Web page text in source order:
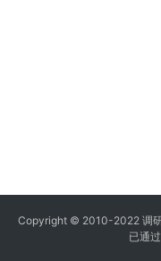
Copyright © 2010-2022 调
已通